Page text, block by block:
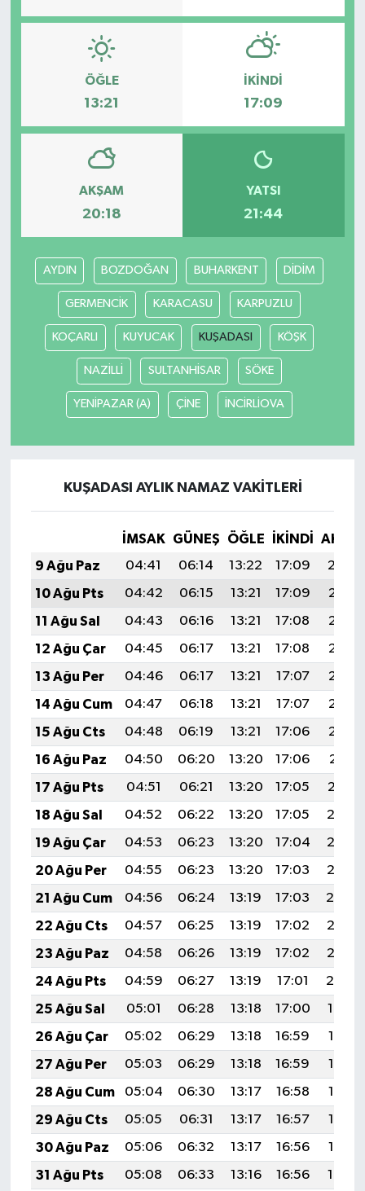
ÖĞLE
13:21
İKINDI
17:09
AKŞAM
20:18
YATSI
21:44
AYDIN BOZDOĞAN BUHARKENT DİDİM
GERMENCİK KARACASU KARPUZLU
KOÇARLI KUYUCAK KUŞADASI KÖŞK
NAZİLLİ SULTANHİSAR SÖKE
YENİPAZAR (A) ÇİNE İNCİRLİOVA
KUŞADASI AYLIK NAMAZ VAKITLERI
İMSAK GÜNEŞ ÖĞLE İKINDI
9 Ağu Paz
04:41 06:14 13:22 17:09
20:19
10 Ağu Pts
04:42 06:15 13:21 17:09
20:18
11 Ağu Sal
04:43 06:16 13:21 17:08
20:17
12 Ağu Çar
04:45 06:17 13:21 17:08
20:16
13 Ağu Per
04:46 06:17 13:21 17:07
20:15
14 Ağu Cum
04:47 06:18 13:21 17:07
20:13
15 Ağu Cts
04:48 06:19 13:21 17:06
20:12
16 Ağu Paz
04:50 06:20 13:20 17:06
20:11
17 Ağu Pts
04:51 06:21 13:20 17:05
20:10
18 Ağu Sal
04:52 06:22 13:20 17:05
20:08
19 Ağu Çar
04:53 06:23 13:20 17:04
20:07
20 Ağu Per
04:55 06:23 13:20 17:03
20:06
21 Ağu Cum
04:56 06:24 13:19 17:03
20:04
22 Ağu Cts
04:57 06:25 13:19 17:02
20:03
23 Ağu Paz
04:58 06:26 13:19 17:02
20:02
24 Ağu Pts
04:59 06:27 13:19 17:01
20:00
25 Ağu Sal
05:01 06:28 13:18 17:00
19:59
26 Ağu Çar
05:02 06:29 13:18 16:59
19:57
27 Ağu Per
05:03 06:29 13:18 16:59
19:56
28 Ağu Cum
05:04 06:30 13:17 16:58
19:55
29 Ağu Cts
05:05 06:31 13:17 16:57
19:53
30 Ağu Paz
05:06 06:32 13:17 16:56
19:52
31 Ağu Pts
05:08 06:33 13:16 16:56 19:50